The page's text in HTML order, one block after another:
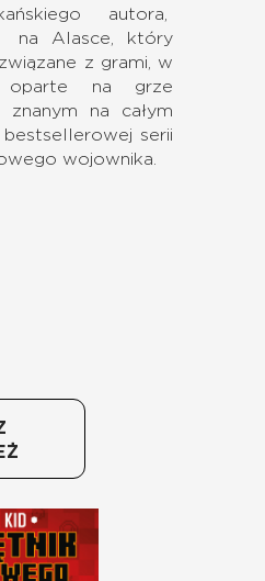
autora,
na Alasce, który
z grami, w
oparte na grze
znanym na całym
serii
wojownika.